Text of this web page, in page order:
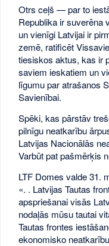
Otrs ceļš — par to
Republika ir suverēna
un vienīgi Latvijai ir
zemē, ratificēt
tiesiskos aktus, kas ir
saviem ieskatiem un
līgumu par atrašanos
Savienībai.
Spēki, kas pārstāv
pilnīgu neatkarību
Latvijas Nacionālās
Varbūt pat pašmērķis
LTF Domes valde 31.
«. . Latvijas Tautas
apspriešanai visās
nodaļās mūsu tautai
Tautas frontes
ekonomisko